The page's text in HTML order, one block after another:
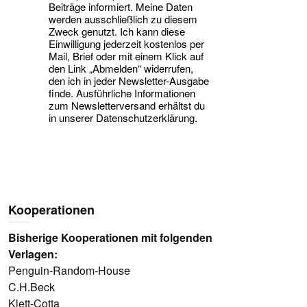
Beiträge informiert. Meine Daten
werden ausschließlich zu diesem
Zweck genutzt. Ich kann diese
Einwilligung jederzeit kostenlos per
Mail, Brief oder mit einem Klick auf
den Link „Abmelden“ widerrufen,
den ich in jeder Newsletter-Ausgabe
finde. Ausführliche Informationen
zum Newsletterversand erhältst du
in unserer Datenschutzerklärung.
Kooperationen
Bisherige Kooperationen mit folgenden
Verlagen:
Penguin-Random-House
C.H.Beck
Klett-Cotta